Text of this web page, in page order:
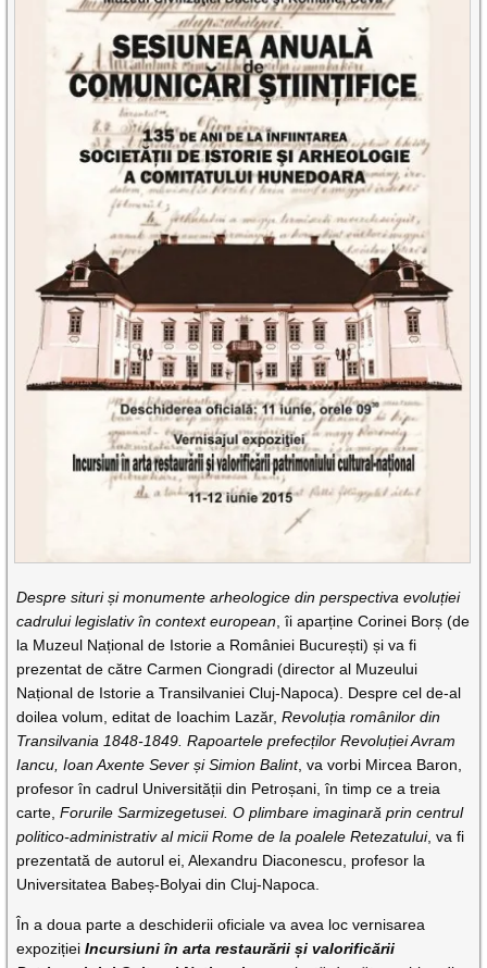
Despre situri și monumente arheologice din perspectiva evoluției
cadrului legislativ în context european , îi aparține Corinei Borș (de
la Muzeul Național de Istorie a României București) și va fi
prezentat de către Carmen Ciongradi (director al Muzeului
Național de Istorie a Transilvaniei Cluj-Napoca). Despre cel de-al
doilea volum, editat de Ioachim Lazăr,Revoluția românilor din
Transilvania 1848-1849. Rapoartele prefecților Revoluției Avram
Iancu, Ioan Axente Sever și Simion Balint, va vorbi Mircea Baron,
profesor în cadrul Universității din Petroșani, în timp ce a treia
carte,Forurile Sarmizegetusei. O plimbare imaginară prin centrul
politico-administrativ al micii Rome de la poalele Retezatului, va fi
prezentată de autorul ei, Alexandru Diaconescu, profesor la
Universitatea Babeș-Bolyai din Cluj-Napoca.
În a doua parte a deschiderii oficiale va avea loc vernisarea
expozițieiIncursiuni în arta restaurării și valorificării